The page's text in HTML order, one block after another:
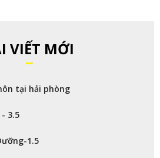
VIẾT MỚI
tại hải phòng
3.5
1.5